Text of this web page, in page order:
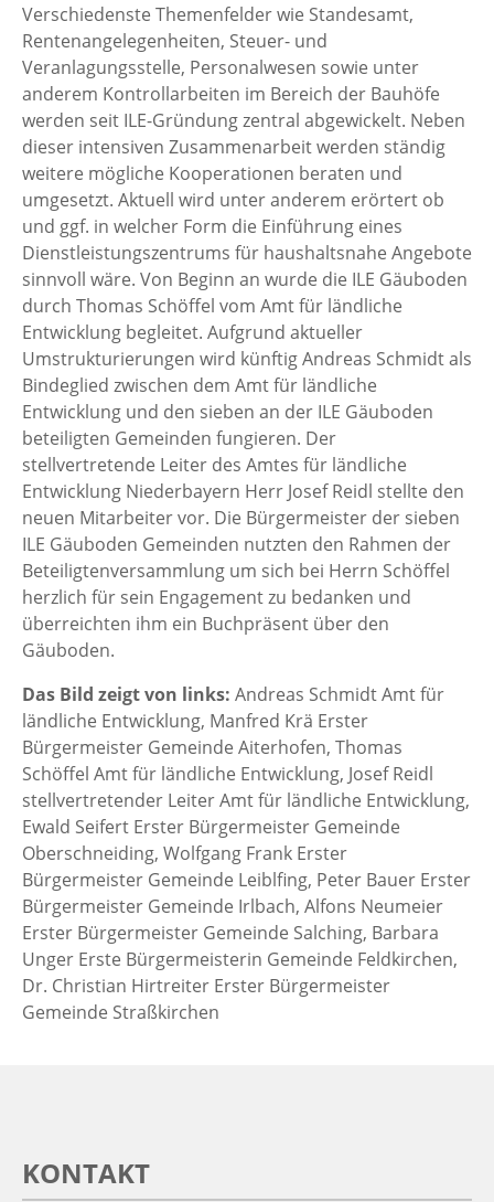
Verschiedenste Themenfelder wie Standesamt,
Rentenangelegenheiten, Steuer- und
Veranlagungsstelle, Personalwesen sowie unter
anderem Kontrollarbeiten im Bereich der Bauhöfe
werden seit ILE-Gründung zentral abgewickelt. Neben
dieser intensiven Zusammenarbeit werden ständig
weitere mögliche Kooperationen beraten und
umgesetzt. Aktuell wird unter anderem erörtert ob
und ggf. in welcher Form die Einführung eines
Dienstleistungszentrums für haushaltsnahe Angebote
sinnvoll wäre. Von Beginn an wurde die ILE Gäuboden
durch Thomas Schöffel vom Amt für ländliche
Entwicklung begleitet. Aufgrund aktueller
Umstrukturierungen wird künftig Andreas Schmidt als
Bindeglied zwischen dem Amt für ländliche
Entwicklung und den sieben an der ILE Gäuboden
beteiligten Gemeinden fungieren. Der
stellvertretende Leiter des Amtes für ländliche
Entwicklung Niederbayern Herr Josef Reidl stellte den
neuen Mitarbeiter vor. Die Bürgermeister der sieben
ILE Gäuboden Gemeinden nutzten den Rahmen der
Beteiligtenversammlung um sich bei Herrn Schöffel
herzlich für sein Engagement zu bedanken und
überreichten ihm ein Buchpräsent über den
Gäuboden.
Das Bild zeigt von links: Andreas Schmidt Amt für
ländliche Entwicklung, Manfred Krä Erster
Bürgermeister Gemeinde Aiterhofen, Thomas
Schöffel Amt für ländliche Entwicklung, Josef Reidl
stellvertretender Leiter Amt für ländliche Entwicklung,
Ewald Seifert Erster Bürgermeister Gemeinde
Oberschneiding, Wolfgang Frank Erster
Bürgermeister Gemeinde Leiblfing, Peter Bauer Erster
Bürgermeister Gemeinde Irlbach, Alfons Neumeier
Erster Bürgermeister Gemeinde Salching, Barbara
Unger Erste Bürgermeisterin Gemeinde Feldkirchen,
Dr. Christian Hirtreiter Erster Bürgermeister
Gemeinde Straßkirchen
KONTAKT